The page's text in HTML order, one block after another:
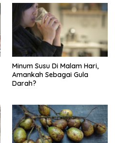
Minum Susu Di Malam Hari,
Amankah Sebagai Gula
Darah?